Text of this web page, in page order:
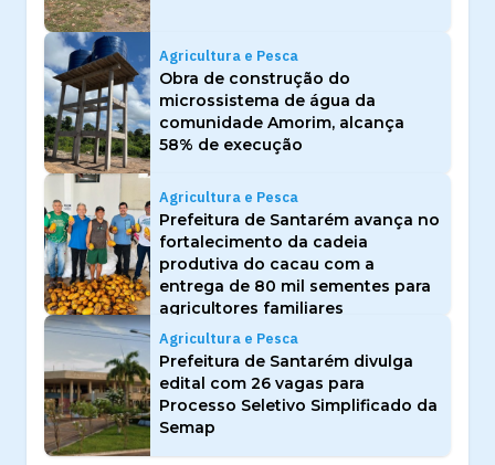
Agricultura e Pesca
Obra de construção do
microssistema de água da
comunidade Amorim, alcança
58% de execução
Agricultura e Pesca
Prefeitura de Santarém avança no
fortalecimento da cadeia
produtiva do cacau com a
entrega de 80 mil sementes para
agricultores familiares
Agricultura e Pesca
Prefeitura de Santarém divulga
edital com 26 vagas para
Processo Seletivo Simplificado da
Semap